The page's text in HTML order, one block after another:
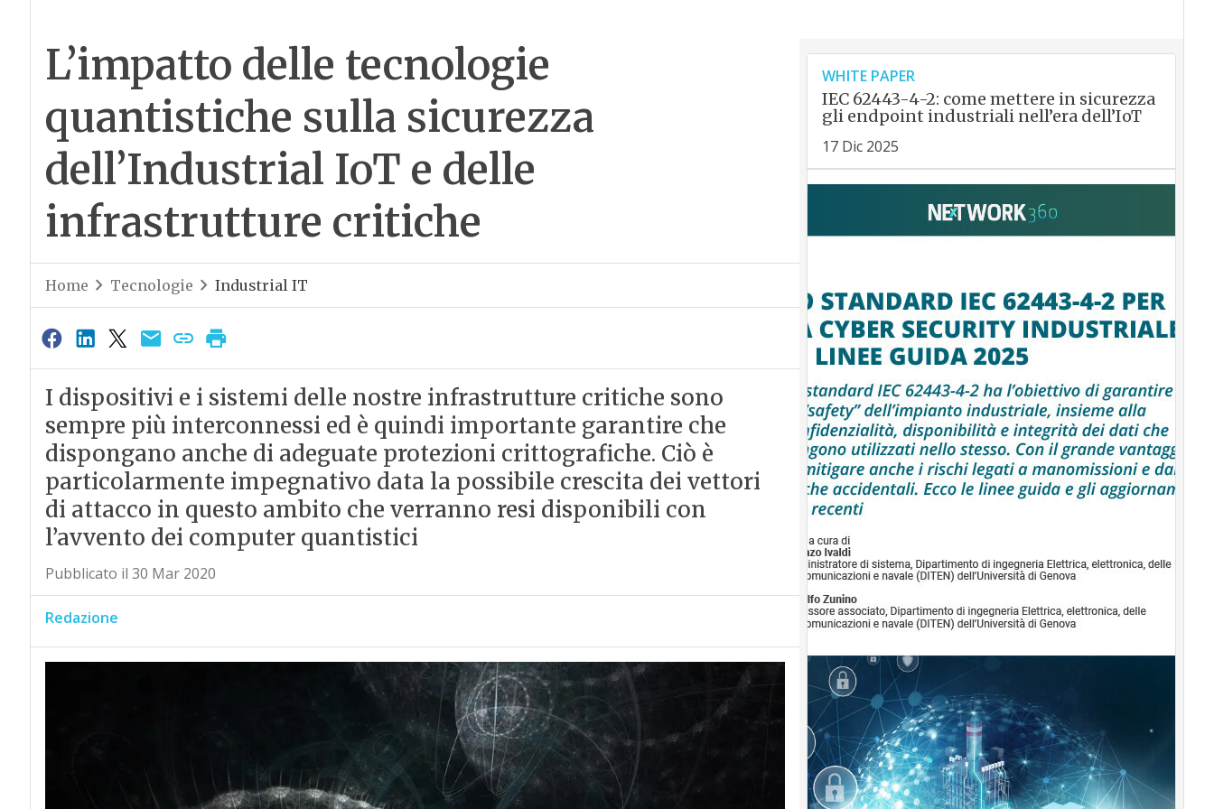
L’impatto delle tecnologie
quantistiche sulla sicurezza
dell’Industrial IoT e delle
infrastrutture critiche
Home Tecnologie Industrial IT
I dispositivi e i sistemi delle nostre infrastrutture critiche sono
sempre più interconnessi ed è quindi importante garantire che
dispongano anche di adeguate protezioni crittografiche. Ciò è
particolarmente impegnativo data la possibile crescita dei vettori
di attacco in questo ambito che verranno resi disponibili con
l’avvento dei computer quantistici
Pubblicato il 30 Mar 2020
Redazione
WHITE PAPER
IEC 62443-4-2: come mettere in sicurezza
gli endpoint industriali nell’era dell’IoT
17 Dic 2025